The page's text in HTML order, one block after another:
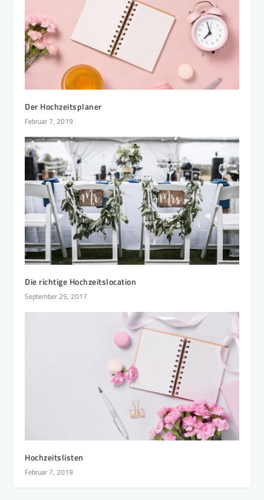
Der Hochzeitsplaner
Februar 7, 2019
Die richtige Hochzeitslocation
September 25, 2017
Hochzeitslisten
Februar 7, 2019